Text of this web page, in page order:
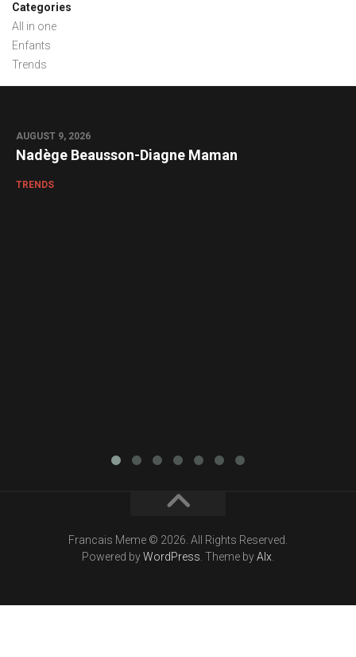
Categories
All in one
Enfants
Trends
AUGUST 9, 2026
Nadège Beausson-Diagne Maman
TRENDS
Francais Meme © 2026. All Rights Reserved.
Powered byWordPress . Theme byAlx